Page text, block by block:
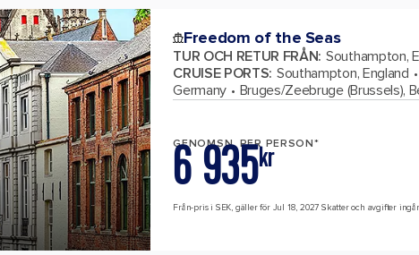
Freedom of the Seas
TUR OCH RETUR FRÅN: Southampton,
CRUISE PORTS: Southampton, England
Germany
Bruges/Zeebruge (Brussels),
GENOMSN. PER PERSON*
kr
6 935
Från-pris i SEK, gäller för Jul 18, 2027 Skatter och avgifter